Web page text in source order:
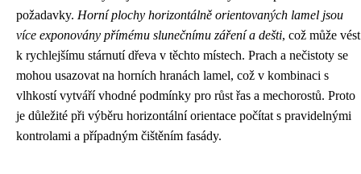
požadavky. Horní plochy horizontálně orientovaných lamel jsou
více exponovány přímému slunečnímu záření a dešti, což může vést
k rychlejšímu stárnutí dřeva v těchto místech. Prach a nečistoty se
mohou usazovat na horních hranách lamel, což v kombinaci s
vlhkostí vytváří vhodné podmínky pro růst řas a mechorostů. Proto
je důležité při výběru horizontální orientace počítat s pravidelnými
kontrolami a případným čištěním fasády.